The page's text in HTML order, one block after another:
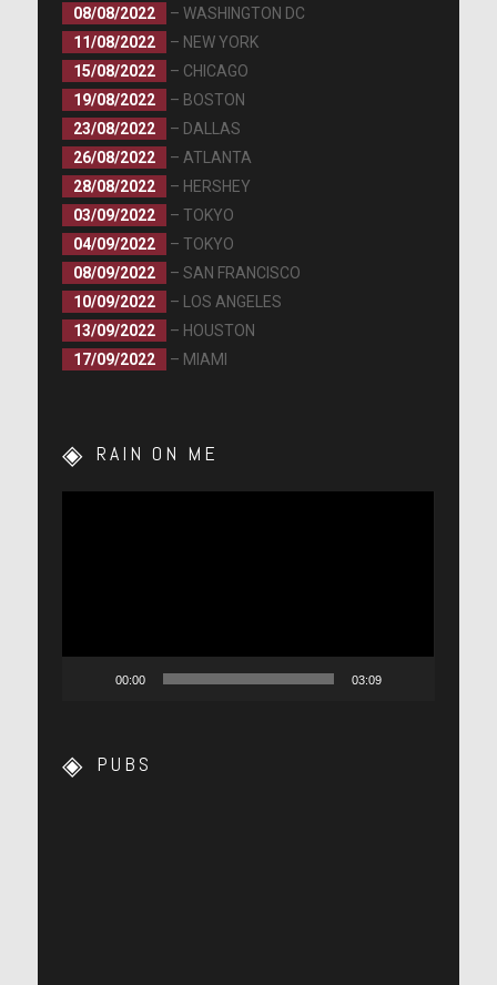
08/08/2022
– WASHINGTON DC
11/08/2022
– NEW YORK
15/08/2022
– CHICAGO
19/08/2022
– BOSTON
23/08/2022
– DALLAS
26/08/2022
– ATLANTA
28/08/2022
– HERSHEY
03/09/2022
– TOKYO
04/09/2022
– TOKYO
08/09/2022
– SAN FRANCISCO
10/09/2022
– LOS ANGELES
13/09/2022
– HOUSTON
17/09/2022
– MIAMI
RAIN ON ME
00:00 03:09
PUBS